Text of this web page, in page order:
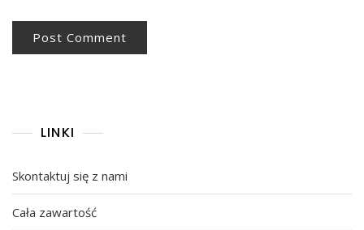
LINKI
Skontaktuj się z nami
Cała zawartość